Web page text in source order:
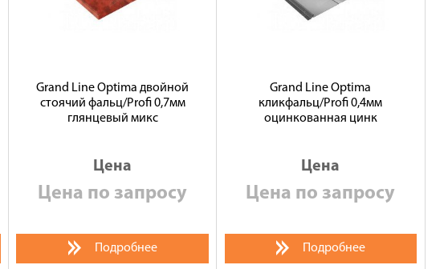
Grand Line Optima двойной
стоячий фальц/Profi 0,7мм
глянцевый микс
Цена
Цена по запросу
Подробнее
Grand Line Optima
кликфальц/Profi 0,4мм
оцинкованная цинк
Цена
Цена по запросу
Подробнее